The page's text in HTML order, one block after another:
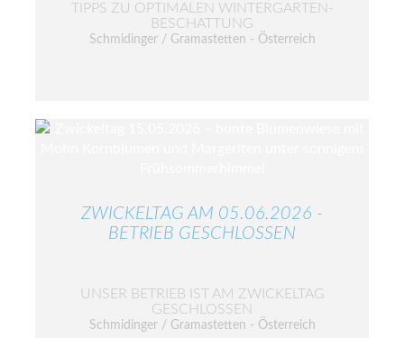
TIPPS ZU OPTIMALEN WINTERGARTEN-
BESCHATTUNG
Schmidinger / Gramastetten - Österreich
ZWICKELTAG AM 05.06.2026 -
BETRIEB GESCHLOSSEN
UNSER BETRIEB IST AM ZWICKELTAG
GESCHLOSSEN
Schmidinger / Gramastetten - Österreich